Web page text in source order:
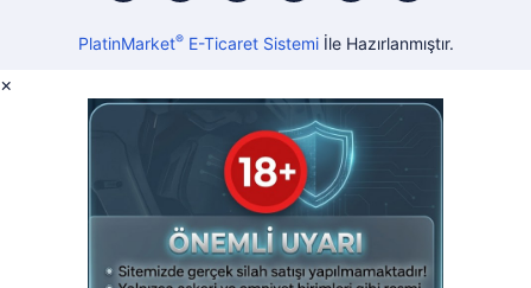
PlatinMarket®E-Ticaret Sistemiİle Hazırlanmıştır.
×